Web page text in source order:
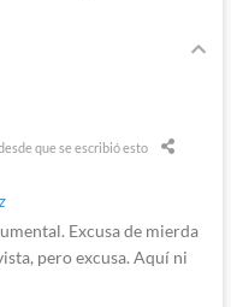
que se escribió esto
Excusa de mierda
pero excusa. Aquí ni